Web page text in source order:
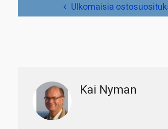
Ulkomaisia
Kai Nyman